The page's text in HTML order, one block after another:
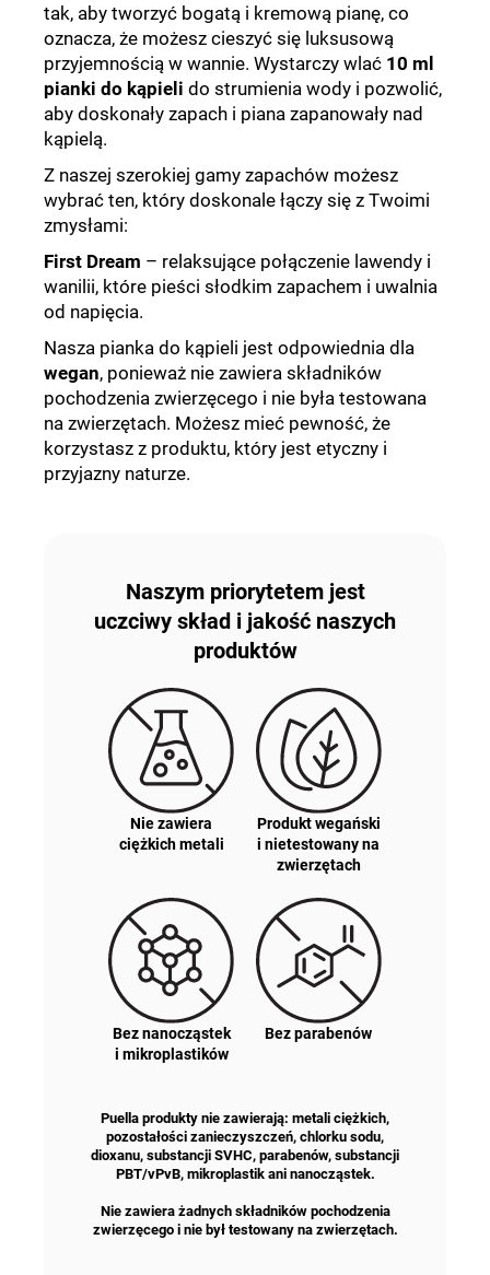
tak, aby tworzyć bogatą i kremową pianę, co
oznacza, że możesz cieszyć się luksusową
przyjemnością w wannie. Wystarczy wlać 10 ml
pianki do kąpieli do strumienia wody i pozwolić,
aby doskonały zapach i piana zapanowały nad
kąpielą.
Z naszej szerokiej gamy zapachów możesz
wybrać ten, który doskonale łączy się z Twoimi
zmysłami:
First Dream – relaksujące połączenie lawendy i
wanilii, które pieści słodkim zapachem i uwalnia
od napięcia.
Nasza pianka do kąpieli jest odpowiednia dla
wegan, ponieważ nie zawiera składników
pochodzenia zwierzęcego i nie była testowana
na zwierzętach. Możesz mieć pewność, że
korzystasz z produktu, który jest etyczny i
przyjazny naturze.
Naszym priorytetem jest
uczciwy skład i jakość naszych
produktów
Nie zawiera
ciężkich metali
Produkt wegański
i nietestowany na
zwierzętach
Bez nanocząstek
i mikroplastików
Bez parabenów
Puella produkty nie zawierają: metali ciężkich,
pozostałości zanieczyszczeń, chlorku sodu,
dioxanu, substancji SVHC, parabenów, substancji
PBT/vPvB, mikroplastik ani nanocząstek.
Nie zawiera żadnych składników pochodzenia
zwierzęcego i nie był testowany na zwierzętach.